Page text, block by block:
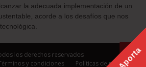
la adecuada implementación de un
acorde a los desafíos que nos
los derechos reservados
y condiciones
Políticas de privacidad
Aporta